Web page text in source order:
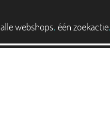
alle webshops. één zoekactie.